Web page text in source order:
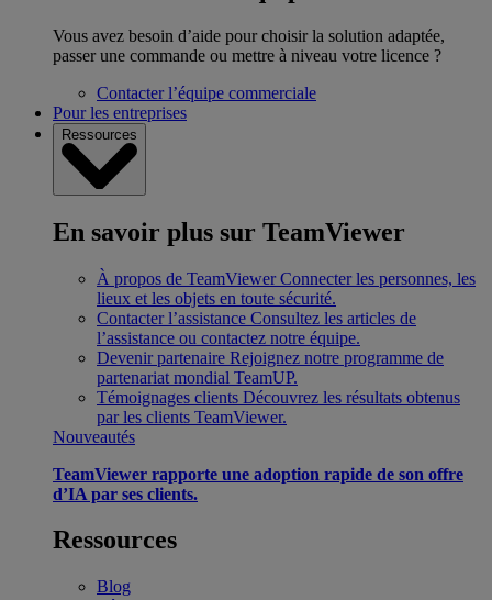
Vous avez besoin d’aide pour choisir la solution adaptée,
passer une commande ou mettre à niveau votre licence ?
Contacter l’équipe commerciale
Pour les entreprises
Ressources
En savoir plus sur TeamViewer
À propos de TeamViewer Connecter les personnes, les
lieux et les objets en toute sécurité.
Contacter l’assistance Consultez les articles de
l’assistance ou contactez notre équipe.
Devenir partenaire Rejoignez notre programme de
partenariat mondial TeamUP.
Témoignages clients Découvrez les résultats obtenus
par les clients TeamViewer.
Nouveautés
TeamViewer rapporte une adoption rapide de son offre
d’IA par ses clients.
Ressources
Blog